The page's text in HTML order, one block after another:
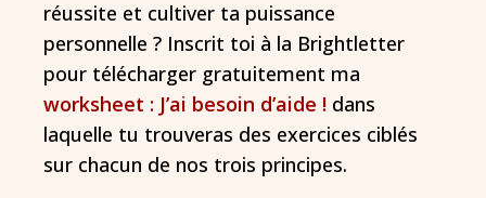
réussite et cultiver ta puissance
personnelle ? Inscrit toi à la Brightletter
pour télécharger gratuitement ma
worksheet : J’ai besoin d’aide ! dans
laquelle tu trouveras des exercices ciblés
sur chacun de nos trois principes.